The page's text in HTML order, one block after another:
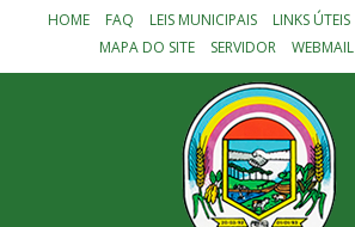
HOME FAQ LEIS MUNICIPAIS LINKS ÚTEIS
MAPA DO SITE
SERVIDOR WEBMAIL